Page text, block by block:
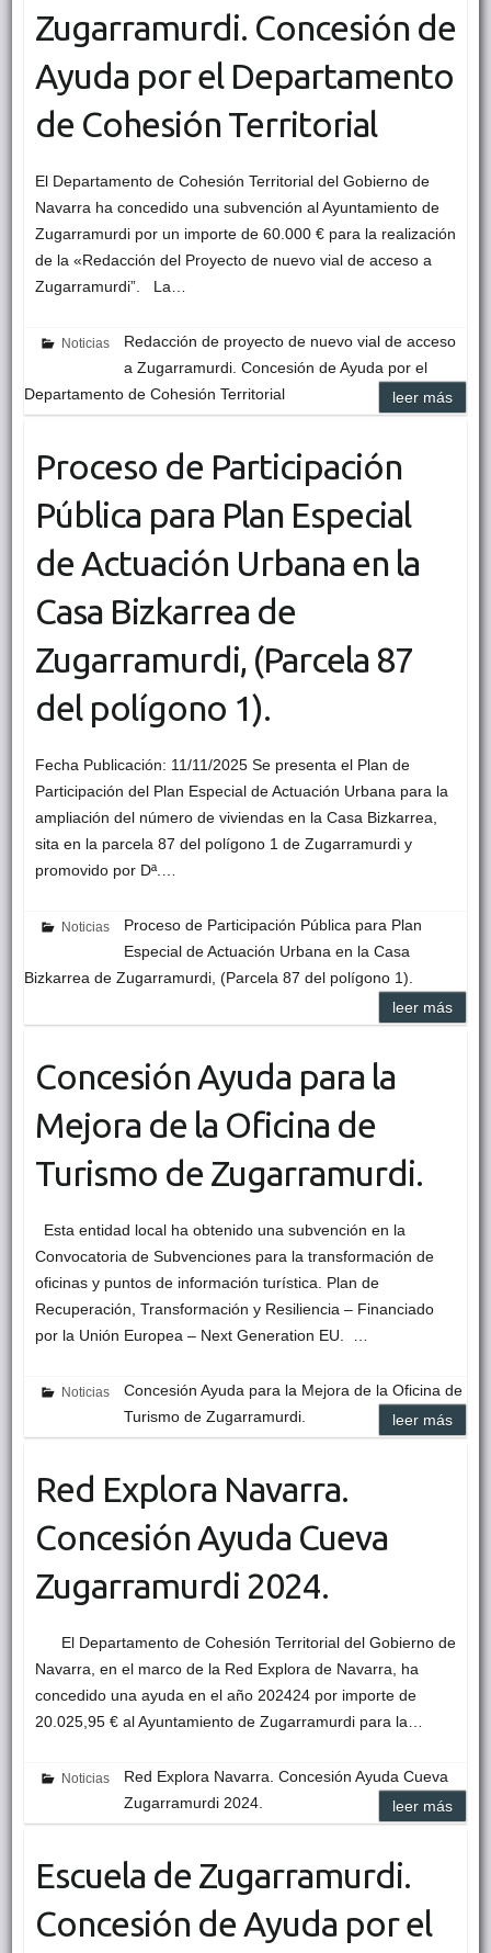
Zugarramurdi. Concesión de
Ayuda por el Departamento
de Cohesión Territorial
El Departamento de Cohesión Territorial del Gobierno de
Navarra ha concedido una subvención al Ayuntamiento de
Zugarramurdi por un importe de 60.000 € para la realización
de la «Redacción del Proyecto de nuevo vial de acceso a
Zugarramurdi”. La…
Noticias
Redacción de proyecto de nuevo vial de acceso
a Zugarramurdi. Concesión de Ayuda por el
Departamento de Cohesión Territorial
leer más
Proceso de Participación
Pública para Plan Especial
de Actuación Urbana en la
Casa Bizkarrea de
Zugarramurdi, (Parcela 87
del polígono 1).
Fecha Publicación: 11/11/2025 Se presenta el Plan de
Participación del Plan Especial de Actuación Urbana para la
ampliación del número de viviendas en la Casa Bizkarrea,
sita en la parcela 87 del polígono 1 de Zugarramurdi y
promovido por Dª.…
Noticias
Proceso de Participación Pública para Plan
Especial de Actuación Urbana en la Casa
Bizkarrea de Zugarramurdi, (Parcela 87 del polígono 1).
leer más
Concesión Ayuda para la
Mejora de la Oficina de
Turismo de Zugarramurdi.
Esta entidad local ha obtenido una subvención en la
Convocatoria de Subvenciones para la transformación de
oficinas y puntos de información turística. Plan de
Recuperación, Transformación y Resiliencia – Financiado
por la Unión Europea – Next Generation EU. …
Noticias
Concesión Ayuda para la Mejora de la Oficina de
Turismo de Zugarramurdi.
leer más
Red Explora Navarra.
Concesión Ayuda Cueva
Zugarramurdi 2024.
El Departamento de Cohesión Territorial del Gobierno de
Navarra, en el marco de la Red Explora de Navarra, ha
concedido una ayuda en el año 202424 por importe de
20.025,95 € al Ayuntamiento de Zugarramurdi para la…
Noticias
Red Explora Navarra. Concesión Ayuda Cueva
Zugarramurdi 2024.
leer más
Escuela de Zugarramurdi.
Concesión de Ayuda por el